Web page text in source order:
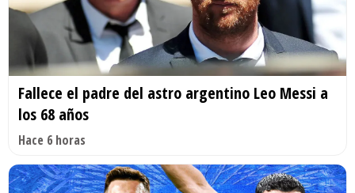
Fallece el padre del astro argentino Leo Messi a
los 68 años
Hace 6 horas